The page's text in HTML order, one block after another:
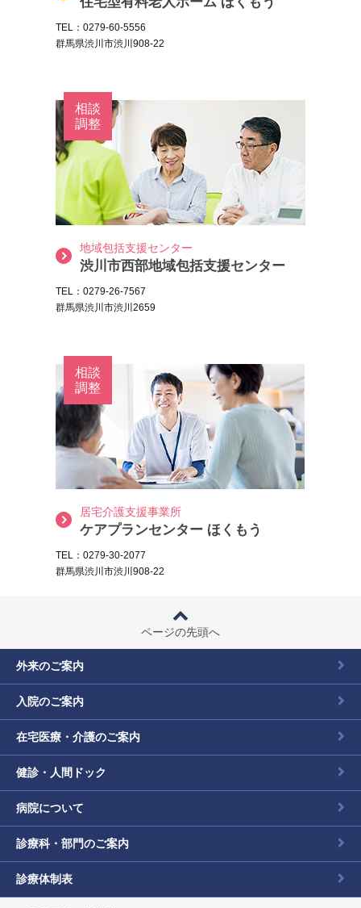
TEL：0279-60-5556
群馬県渋川市渋川908-22
相談
調整
地域包括支援センター
渋川市西部地域包括支援センター
TEL：0279-26-7567
群馬県渋川市渋川2659
相談
調整
居宅介護支援事業所
ケアプランセンター ほくもう
TEL：0279-30-2077
群馬県渋川市渋川908-22
ページの先頭へ
外来のご案内
入院のご案内
在宅医療・介護のご案内
健診・人間ドック
病院について
診療科・部門のご案内
診療体制表